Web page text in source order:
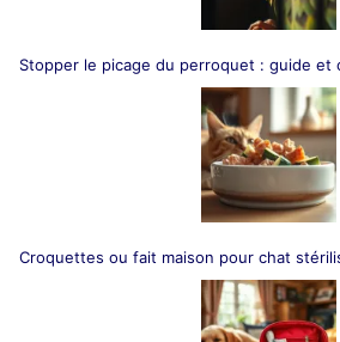
Stopper le picage du perroquet : guide et
Croquettes ou fait maison pour chat